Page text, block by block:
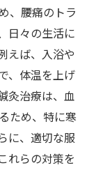
、腰痛のトラ
日々の生活に
えば、入浴や
、体温を上げ
灸治療は、血
ため、特に寒
に、適切な服
れらの対策を